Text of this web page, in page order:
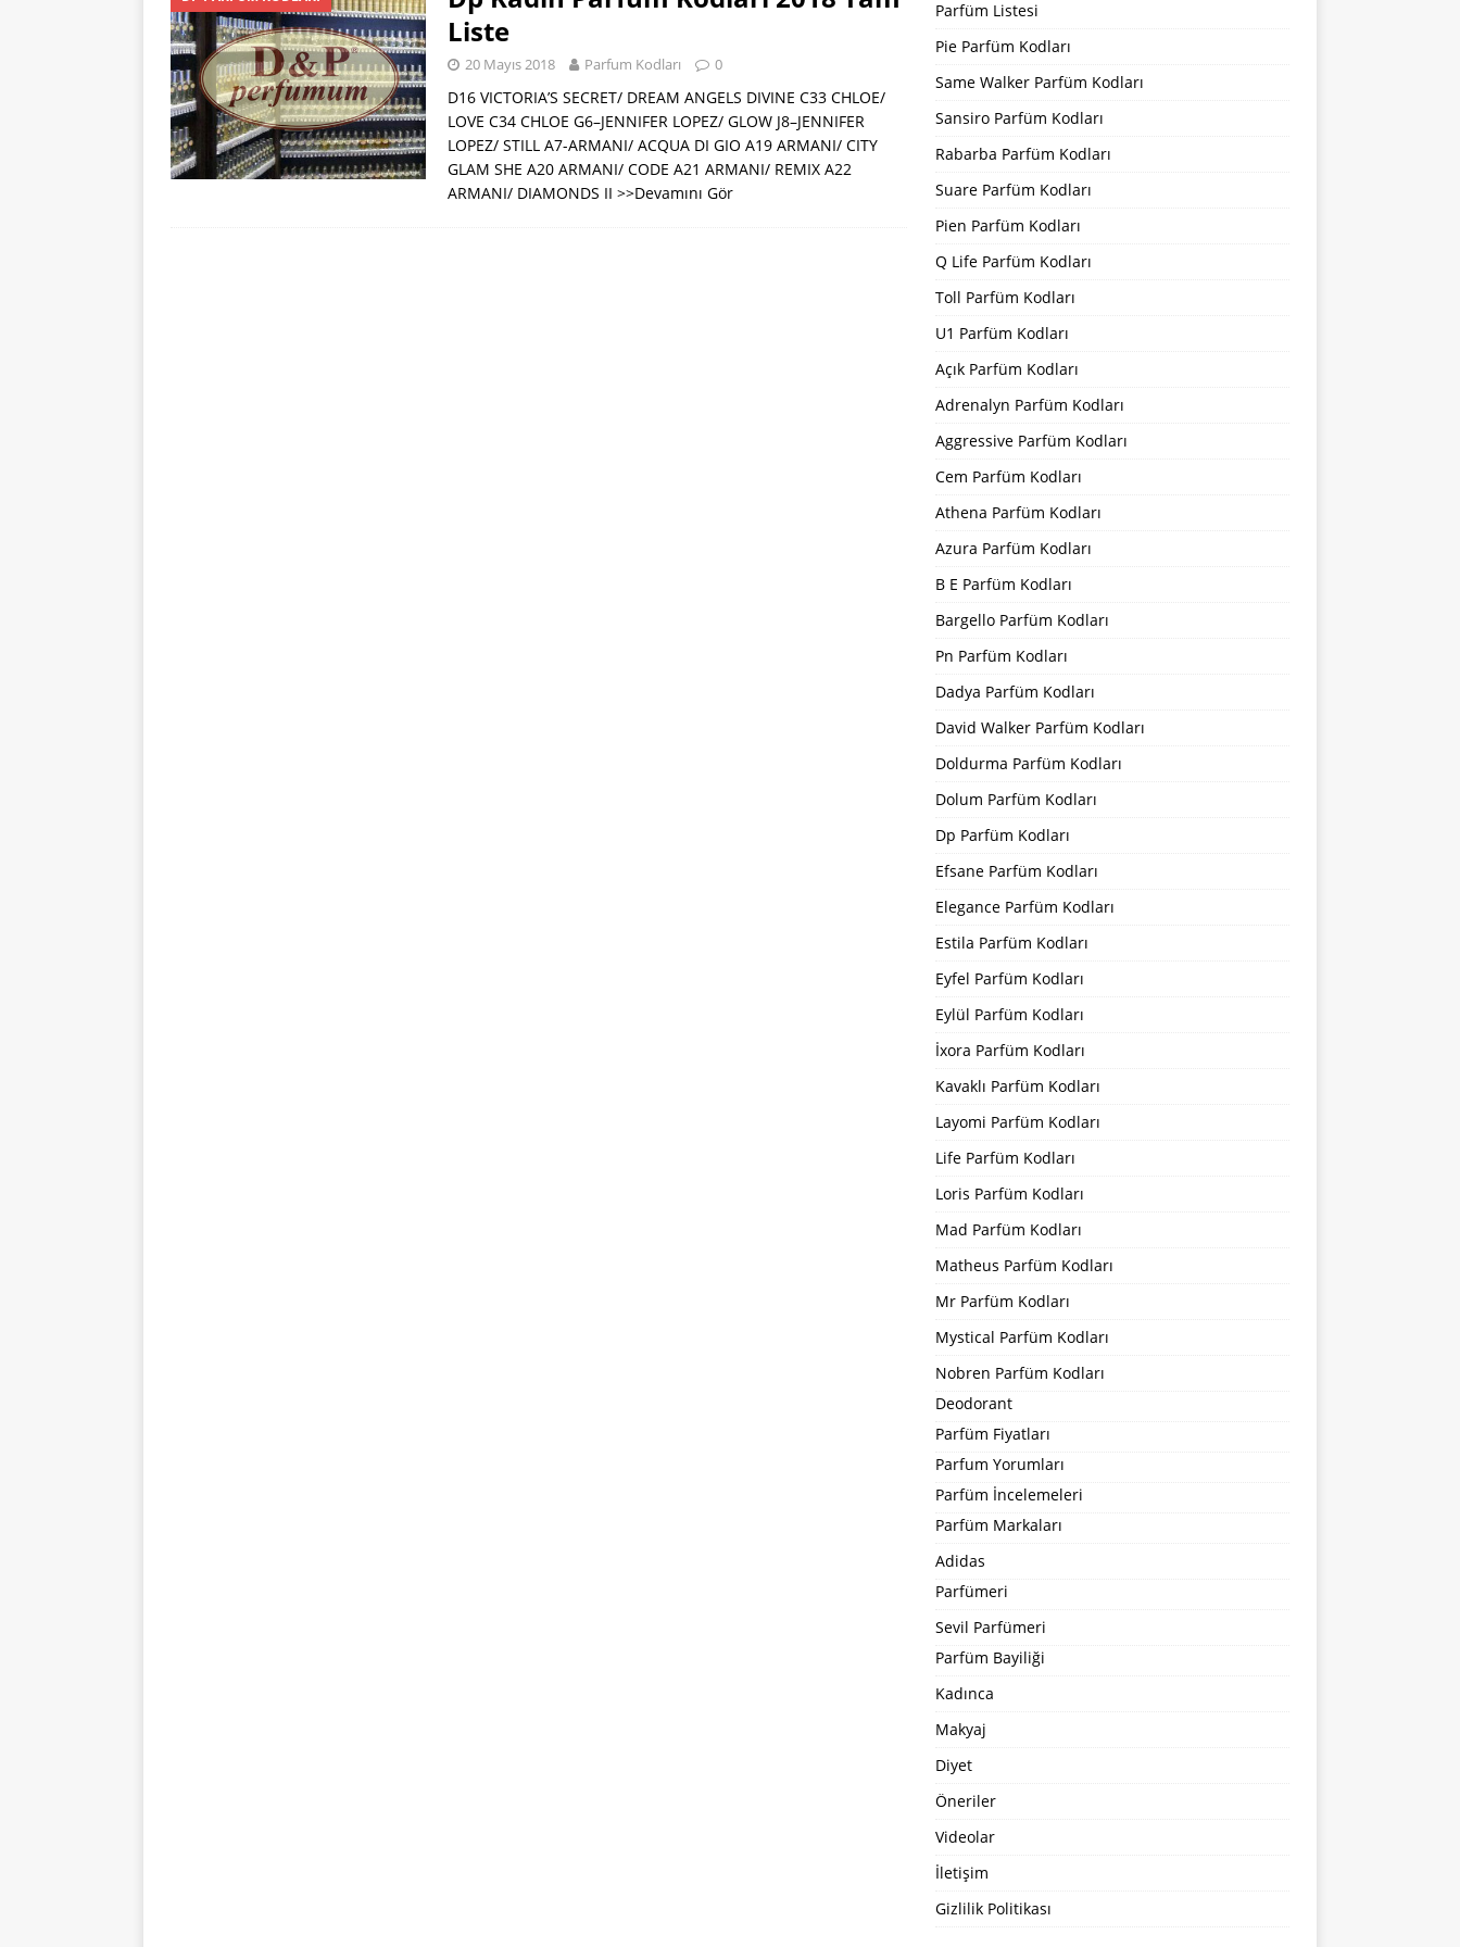
PARFÜM KODLARI
[ 31 Temmuz 2025 ] Dp Parfüm Kodları 2025 DP PARFÜM KODLARI
Liste
20 Mayıs 2018 Parfum Kodları 0
D16 VICTORIA’S SECRET/ DREAM ANGELS DIVINE C33 CHLOE/
LOVE C34 CHLOE G6–JENNIFER LOPEZ/ GLOW J8–JENNIFER
LOPEZ/ STILL A7-ARMANI/ ACQUA DI GIO A19 ARMANI/ CITY
GLAM SHE A20 ARMANI/ CODE A21 ARMANI/ REMIX A22
ARMANI/ DIAMONDS II >>Devamını Gör
Parfüm Listesi
Pie Parfüm Kodları
Same Walker Parfüm Kodları
Sansiro Parfüm Kodları
Rabarba Parfüm Kodları
Suare Parfüm Kodları
Pien Parfüm Kodları
Q Life Parfüm Kodları
Toll Parfüm Kodları
U1 Parfüm Kodları
Açık Parfüm Kodları
Adrenalyn Parfüm Kodları
Aggressive Parfüm Kodları
Cem Parfüm Kodları
Athena Parfüm Kodları
Azura Parfüm Kodları
B E Parfüm Kodları
Bargello Parfüm Kodları
Pn Parfüm Kodları
Dadya Parfüm Kodları
David Walker Parfüm Kodları
Doldurma Parfüm Kodları
Dolum Parfüm Kodları
Dp Parfüm Kodları
Efsane Parfüm Kodları
Elegance Parfüm Kodları
Estila Parfüm Kodları
Eyfel Parfüm Kodları
Eylül Parfüm Kodları
İxora Parfüm Kodları
Kavaklı Parfüm Kodları
Layomi Parfüm Kodları
Life Parfüm Kodları
Loris Parfüm Kodları
Mad Parfüm Kodları
Matheus Parfüm Kodları
Mr Parfüm Kodları
Mystical Parfüm Kodları
Nobren Parfüm Kodları
Deodorant
Parfüm Fiyatları
Parfum Yorumları
Parfüm İncelemeleri
Parfüm Markaları
Adidas
Parfümeri
Sevil Parfümeri
Parfüm Bayiliği
Kadınca
Makyaj
Diyet
Öneriler
Videolar
İletişim
Gizlilik Politikası